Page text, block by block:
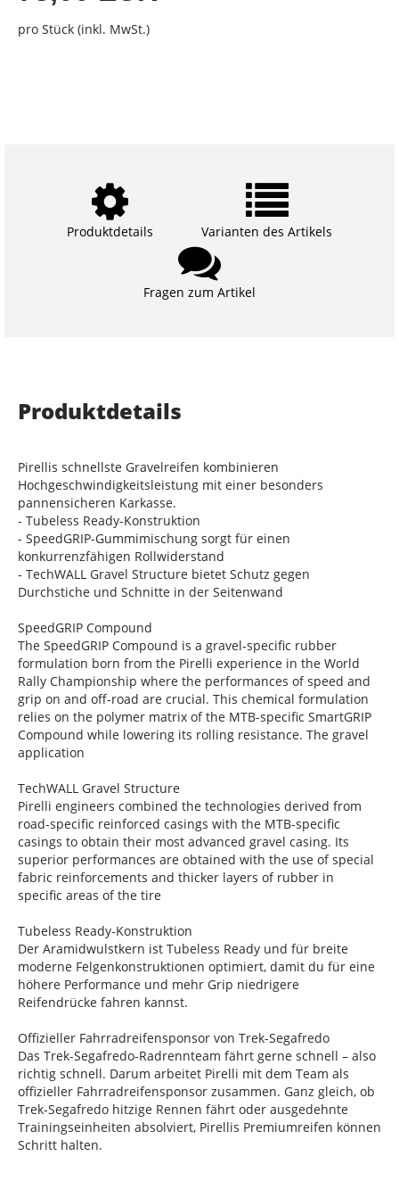
pro Stück (inkl. MwSt.)
Produktdetails Varianten des Artikels
Fragen zum Artikel
Produktdetails
Pirellis schnellste Gravelreifen kombinieren
Hochgeschwindigkeitsleistung mit einer besonders
pannensicheren Karkasse.
- Tubeless Ready-Konstruktion
- SpeedGRIP-Gummimischung sorgt für einen
konkurrenzfähigen Rollwiderstand
- TechWALL Gravel Structure bietet Schutz gegen
Durchstiche und Schnitte in der Seitenwand
SpeedGRIP Compound
The SpeedGRIP Compound is a gravel-specific rubber
formulation born from the Pirelli experience in the World
Rally Championship where the performances of speed and
grip on and off-road are crucial. This chemical formulation
relies on the polymer matrix of the MTB-specific SmartGRIP
Compound while lowering its rolling resistance. The gravel
application
TechWALL Gravel Structure
Pirelli engineers combined the technologies derived from
road-specific reinforced casings with the MTB-specific
casings to obtain their most advanced gravel casing. Its
superior performances are obtained with the use of special
fabric reinforcements and thicker layers of rubber in
specific areas of the tire
Tubeless Ready-Konstruktion
Der Aramidwulstkern ist Tubeless Ready und für breite
moderne Felgenkonstruktionen optimiert, damit du für eine
höhere Performance und mehr Grip niedrigere
Reifendrücke fahren kannst.
Offizieller Fahrradreifensponsor von Trek-Segafredo
Das Trek-Segafredo-Radrennteam fährt gerne schnell – also
richtig schnell. Darum arbeitet Pirelli mit dem Team als
offizieller Fahrradreifensponsor zusammen. Ganz gleich, ob
Trek-Segafredo hitzige Rennen fährt oder ausgedehnte
Trainingseinheiten absolviert, Pirellis Premiumreifen können
Schritt halten.